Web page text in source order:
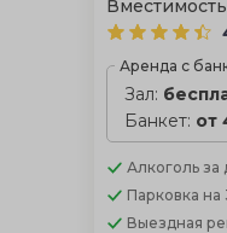
Аренда с
Зал:
Банкет: от
Алкоголь за
Парковка на
Выездная